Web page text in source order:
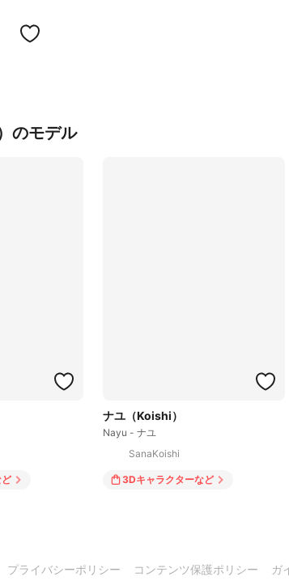
のモデル
ナユ（Koishi）
Nayu - ナユ
SanaKoishi
3Dキャラクターなど
プライバシーポリシー コンテンツ保護ポリシー ガ